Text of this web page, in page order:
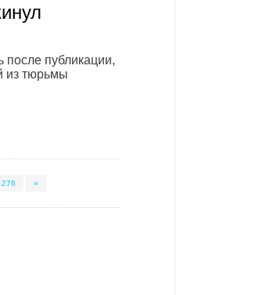
публикации,
из тюрьмы
276 »